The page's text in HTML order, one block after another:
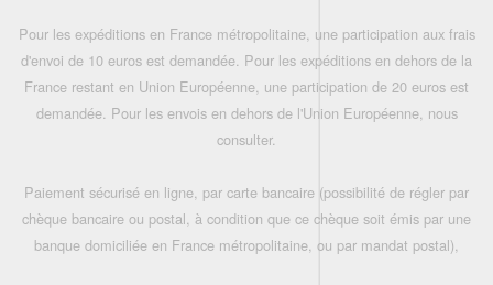
Pour les expéditions en France métropolitaine, une participation aux frais
d'envoi de 10 euros est demandée. Pour les expéditions en dehors de la
France restant en Union Européenne, une participation de 20 euros est
demandée. Pour les envois en dehors de l'Union Européenne, nous
consulter.
Paiement sécurisé en ligne, par carte bancaire (possibilité de régler par
chèque bancaire ou postal, à condition que ce chèque soit émis par une
banque domiciliée en France métropolitaine, ou par mandat postal),